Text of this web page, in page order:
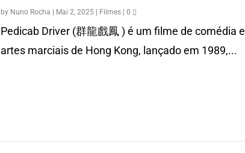
by Nuno Rocha | Mai 2, 2025| Filmes| 0
Pedicab Driver (群龍戲鳳 ) é um filme de comédia e
artes marciais de Hong Kong, lançado em 1989,...